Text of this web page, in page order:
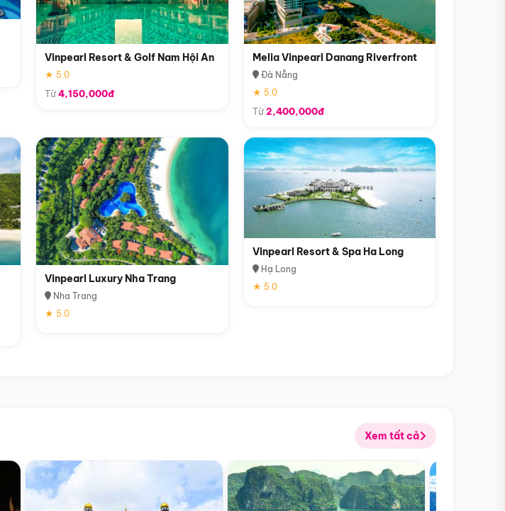
Vinpearl Resort & Golf Nam Hội An
★ 5.0
Từ4,150,000đ
Melia Vinpearl Danang Riverfront
Đà Nẵng
★ 5.0
Từ2,400,000đ
Vinpearl Luxury Nha Trang
Nha Trang
★ 5.0
Vinpearl Resort & Spa Ha Long
Hạ Long
★ 5.0
Xem tất cả